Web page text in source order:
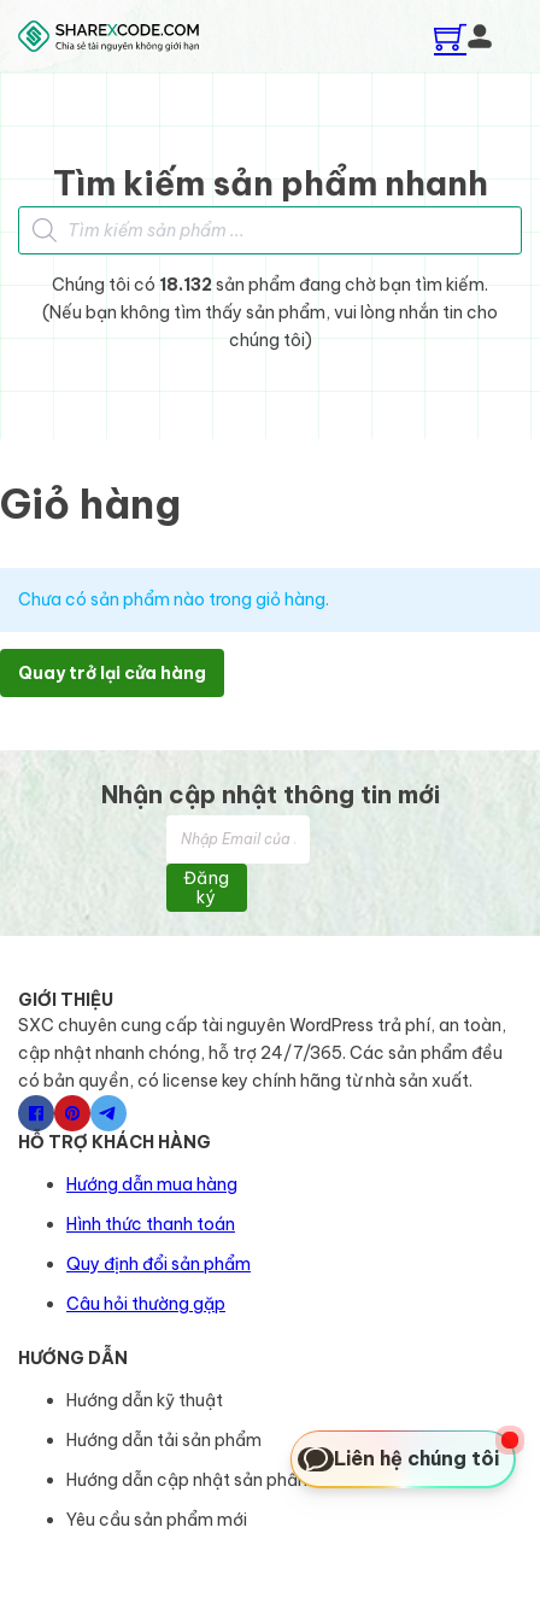
Skip to main content
Skip to footer
Tìm kiếm sản phẩm nhanh
Tìm kiếm sản phẩm
Chúng tôi có 18.132sản phẩm đang chờ bạn tìm kiếm.
(Nếu bạn không tìm thấy sản phẩm, vui lòng nhắn tin cho
chúng tôi)
Giỏ hàng
Chưa có sản phẩm nào trong giỏ hàng.
Quay trở lại cửa hàng
Nhận cập nhật thông tin mới
Đăng
ký
GIỚI THIỆU
SXC chuyên cung cấp tài nguyên WordPress trả phí, an toàn,
cập nhật nhanh chóng, hỗ trợ 24/7/365. Các sản phẩm đều
có bản quyền, có license key chính hãng từ nhà sản xuất.
HỖ TRỢ KHÁCH HÀNG
Hướng dẫn mua hàng
Hình thức thanh toán
Quy định đổi sản phẩm
Câu hỏi thường gặp
HƯỚNG DẪN
Hướng dẫn kỹ thuật
Hướng dẫn tải sản phẩm
Hướng dẫn cập nhật sản phẩm
Yêu cầu sản phẩm mới
Liên hệ chúng tôi